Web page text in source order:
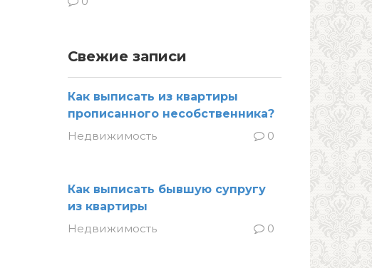
Свежие записи
Как выписать из квартиры
прописанного несобственника?
Недвижимость
0
Как выписать бывшую супругу
из квартиры
Недвижимость
0